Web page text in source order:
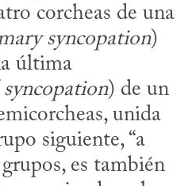
corcheas de una
syncopation)
última
) de un
unida
siguiente, “a
es también